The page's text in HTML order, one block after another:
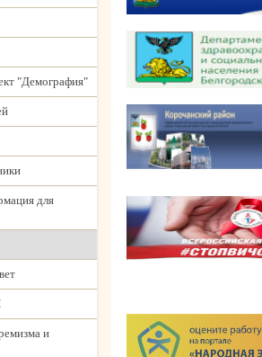
"Демография"
для
и